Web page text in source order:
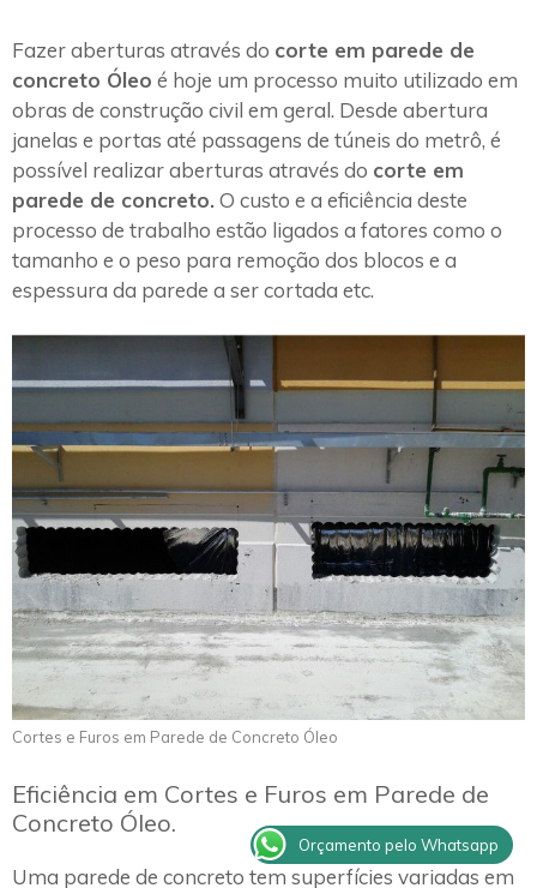
Fazer aberturas através do corte em parede de
concreto Óleo é hoje um processo muito utilizado em
obras de construção civil em geral. Desde abertura
janelas e portas até passagens de túneis do metrô, é
possível realizar aberturas através do corte em
parede de concreto. O custo e a eficiência deste
processo de trabalho estão ligados a fatores como o
tamanho e o peso para remoção dos blocos e a
espessura da parede a ser cortada etc.
Cortes e Furos em Parede de Concreto Óleo
Eficiência em Cortes e Furos em Parede de
Concreto Óleo.
Uma parede de concreto tem superfícies variadas em
Orçamento pelo Whatsapp